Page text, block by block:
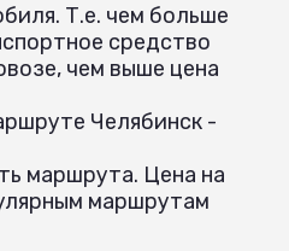
Т.е. чем больше
средство
чем выше цена
Челябинск -
маршрута. Цена на
маршрутам